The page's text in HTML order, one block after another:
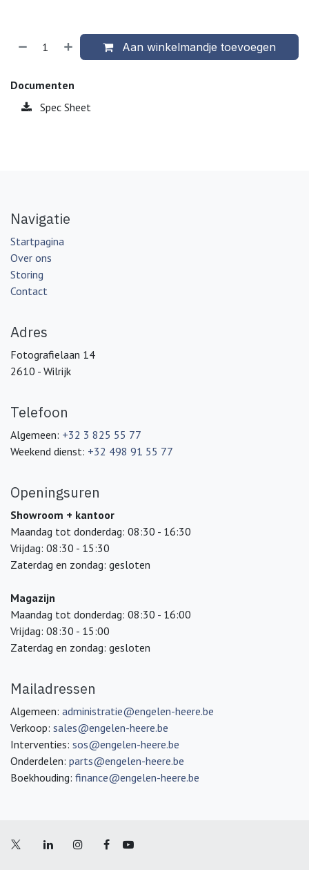
Aan winkelmandje toevoegen
Documenten
Spec Sheet
Navigatie
Startpagina
Over ons
Storing
Contact
Adres
Fotografielaan 14
2610 - Wilrijk
Telefoon
Algemeen: +32 3 825 55 77
Weekend dienst: +32 498 91 55 77
Openingsuren
Showroom + kantoor
Maandag tot donderdag: 08:30 - 16:30
Vrijdag: 08:30 - 15:30
Zaterdag en zondag: gesloten
Magazijn
Maandag tot donderdag: 08:30 - 16:00
Vrijdag: 08:30 - 15:00
Zaterdag en zondag: gesloten
Mailadressen
Algemeen: administratie@engelen-heere.be
Verkoop: sales@engelen-heere.be
Interventies: sos@engelen-heere.be
Onderdelen: parts@engelen-heere.be
Boekhouding: finance@engelen-heere.be